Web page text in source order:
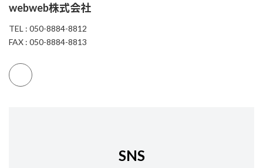
webweb株式会社
TEL : 050-8884-8812
FAX : 050-8884-8813
SNS